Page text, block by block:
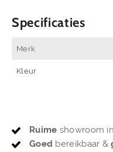
Specificaties
Merk
Kleur
Ruime showroom
Goed bereikbaar &